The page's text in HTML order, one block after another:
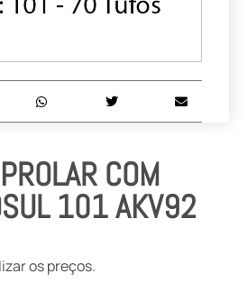
COM
101 AKV92
os preços.